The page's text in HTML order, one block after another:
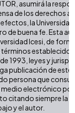
asumirá la
de los derechos
la Universidad
de buena fe. Esta
Icesi, de
términos establecidos
1993, leyes y
publicación de este
persona que
electrónico
citando siempre la
y el autor.